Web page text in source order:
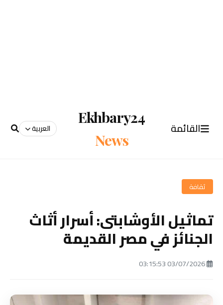
القائمة
Ekhbary24
News
العربية
ثقافة
تماثيل الأوشابتى: أسرار أثاث
الجنائز في مصر القديمة